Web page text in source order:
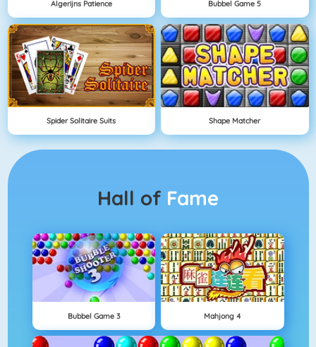
Algerijns Patience Bubbel Game 5
Spider Solitaire Suits Shape Matcher
Hall of Fame
Bubbel Game 3 Mahjong 4